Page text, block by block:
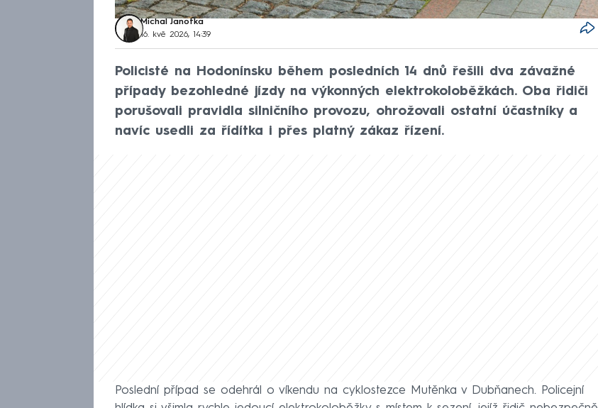
Michal Janotka
16. kvě 2026, 14:39
Policisté na Hodonínsku během posledních 14 dnů řešili dva závažné
případy bezohledné jízdy na výkonných elektrokoloběžkách. Oba řidiči
porušovali pravidla silničního provozu, ohrožovali ostatní účastníky a
navíc usedli za řídítka i přes platný zákaz řízení.
Poslední případ se odehrál o víkendu na cyklostezce Mutěnka v Dubňanech. Policejní